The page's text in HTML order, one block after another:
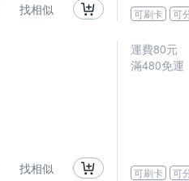
找相似 可刷卡 可
找相似
運費80元
滿480免運
可刷卡 可